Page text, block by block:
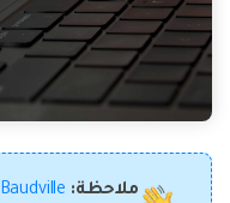
ملاحظة: Baudville